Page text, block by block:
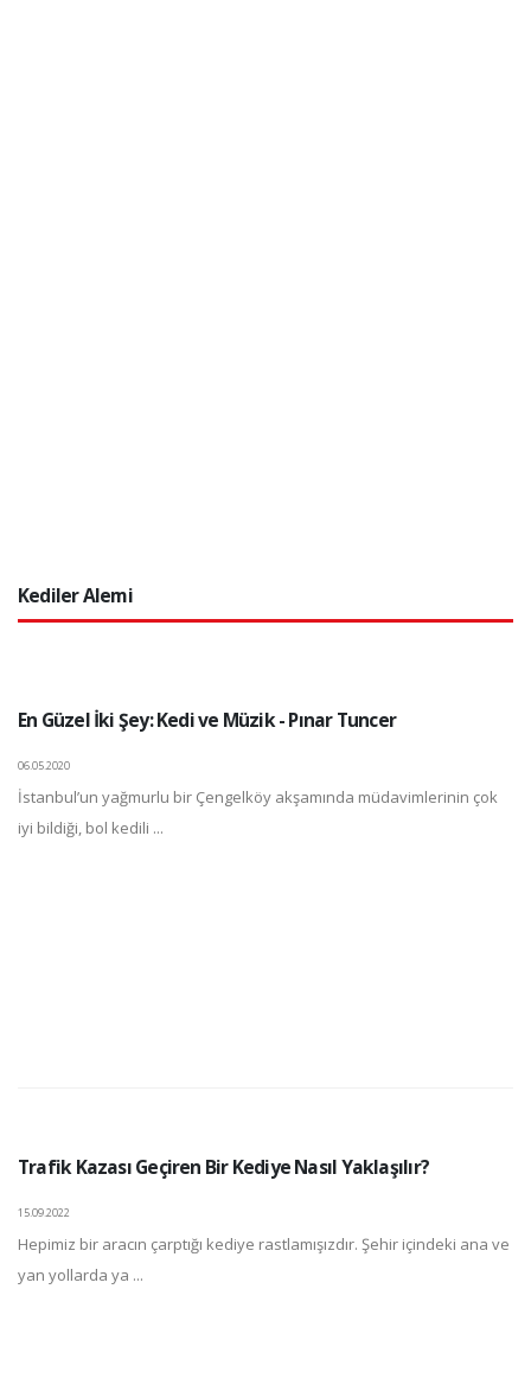
Kediler Alemi
En Güzel İki Şey: Kedi ve Müzik - Pınar Tuncer
06.05.2020
İstanbul’un yağmurlu bir Çengelköy akşamında müdavimlerinin çok
iyi bildiği, bol kedili ...
Trafik Kazası Geçiren Bir Kediye Nasıl Yaklaşılır?
15.09.2022
Hepimiz bir aracın çarptığı kediye rastlamışızdır. Şehir içindeki ana ve
yan yollarda ya ...